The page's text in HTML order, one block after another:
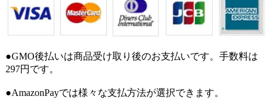
●GMO後払いは商品受け取り後のお支払いです。手数料は
297円です。
●AmazonPayでは様々な支払方法が選択できます。